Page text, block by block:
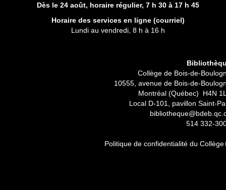
Dès le 24 août, horaire régulier, 7 h 30 à 17 h 45
Horaire des services en ligne (courriel)
Lundi au vendredi, 8 h à 16 h
Collège de Bois-de-
10555, avenue de Bois-de-
Montréal (Québec) H4N
Local D-101, pavillon Saint-
514 332-
Politique de confidentialité du Collège